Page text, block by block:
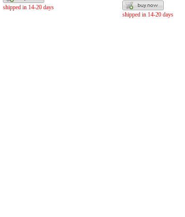
shipped in 14-20 days
shipped in 14-20 days